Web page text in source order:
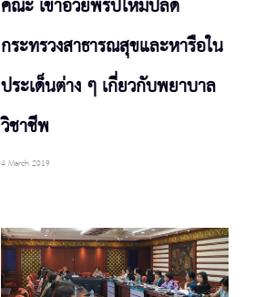
คณะ เข้าอวยพรปีใหม่ปลัด
กระทรวงสาธารณสุขและหารือใน
ประเด็นต่าง ๆ เกี่ยวกับพยาบาล
วิชาชีพ
4 March 2019